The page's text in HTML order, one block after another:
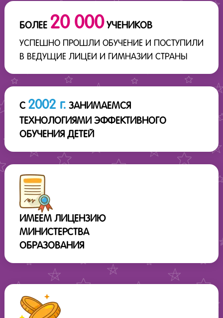
БОЛЕЕ 20 000УЧЕНИКОВ
УСПЕШНО ПРОШЛИ ОБУЧЕНИЕ И ПОСТУПИЛИ
В ВЕДУЩИЕ ЛИЦЕИ И ГИМНАЗИИ СТРАНЫ
С 2002 г. ЗАНИМАЕМСЯ
ТЕХНОЛОГИЯМИ ЭФФЕКТИВНОГО
ОБУЧЕНИЯ ДЕТЕЙ
ИМЕЕМ ЛИЦЕНЗИЮ
МИНИСТЕРСТВА
ОБРАЗОВАНИЯ